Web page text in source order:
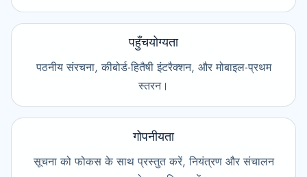
पहुँचयोग्यता
पठनीय संरचना, कीबोर्ड-हितैषी इंटरैक्शन, और मोबाइल-प्रथम
स्तरन।
गोपनीयता
सूचना को फोकस के साथ प्रस्तुत करें, नियंत्रण और संचालन